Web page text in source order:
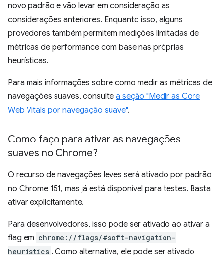
novo padrão e vão levar em consideração as
considerações anteriores. Enquanto isso, alguns
provedores também permitem medições limitadas de
métricas de performance com base nas próprias
heurísticas.
Para mais informações sobre como medir as métricas de
navegações suaves, consulte a seção "Medir as Core
Web Vitals por navegação suave".
Como faço para ativar as navegações
suaves no Chrome?
O recurso de navegações leves será ativado por padrão
no Chrome 151, mas já está disponível para testes. Basta
ativar explicitamente.
Para desenvolvedores, isso pode ser ativado ao ativar a
flag em chrome://flags/#soft-navigation-
heuristics . Como alternativa, ele pode ser ativado